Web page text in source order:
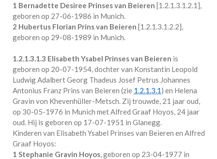
1 Bernadette Desiree Prinses van Beieren [1.2.1.3.1.2.1 ],
geboren op 27-06-1986 in Munich.
2 Hubertus Florian Prins van Beieren [1.2.1.3.1.2.2],
geboren op 29-08-1989 in Munich.
1.2.1.3.1.3 Elisabeth Ysabel Prinses van Beieren is
geboren op 20-07-1954, dochter van Konstantin Leopold
Ludwig Adalbert Georg Thadeus Josef Petrus Johannes
Antonius Franz Prins van Beieren (zie 1.2.1.3.1) en Helena
Gravin von Khevenhüller-Metsch. Zij trouwde, 21 jaar oud,
op 30-05-1976 in Munich metAlfred Graaf Hoyos, 24 jaar
oud. Hij is geboren op 17-07-1951 in Glanegg.
Kinderen van Elisabeth Ysabel Prinses van Beieren en Alfred
Graaf Hoyos:
1 Stephanie Gravin Hoyos, geboren op 23-04-1977 in